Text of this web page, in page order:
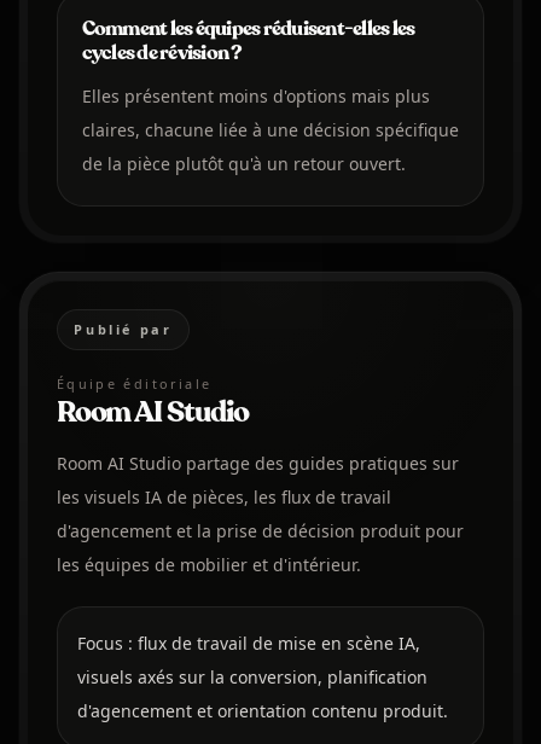
Comment les équipes réduisent-elles les
cycles de révision ?
Elles présentent moins d'options mais plus
claires, chacune liée à une décision spécifique
de la pièce plutôt qu'à un retour ouvert.
Publié par
Équipe éditoriale
Room AI Studio
Room AI Studio partage des guides pratiques sur
les visuels IA de pièces, les flux de travail
d'agencement et la prise de décision produit pour
les équipes de mobilier et d'intérieur.
Focus : flux de travail de mise en scène IA,
visuels axés sur la conversion, planification
d'agencement et orientation contenu produit.